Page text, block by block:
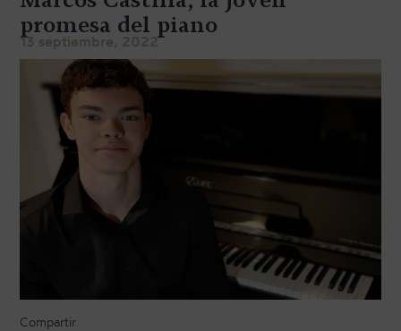
TRANSPORTE Y ALMACENAJE
MANTENIMIENTO Y TASACIÓN
SISTEMA SILENT
RESTAURACIÓN
NOSOTROS
EQUIPO
MEDIOS
promesa del piano
13 septiembre, 2022
Compartir